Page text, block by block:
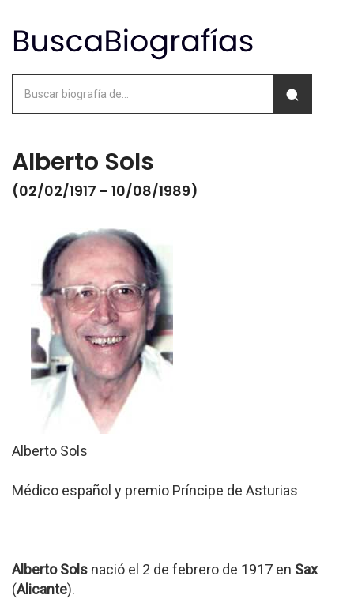
Alberto Sols
(02/02/1917 - 10/08/1989)
Alberto Sols
Médico español y premio Príncipe de Asturias
Alberto Sols nació el 2 de febrero de 1917 en Sax
(Alicante).